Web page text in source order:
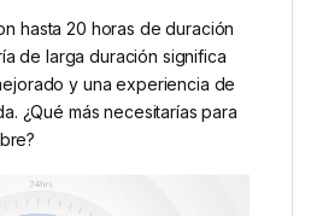
hasta 20 horas de duración
de larga duración significa
y una experiencia de
¿Qué más necesitarías para